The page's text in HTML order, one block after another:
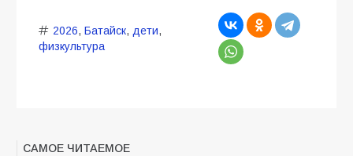
2026, Батайск, дети,
физкультура
САМОЕ ЧИТАЕМОЕ